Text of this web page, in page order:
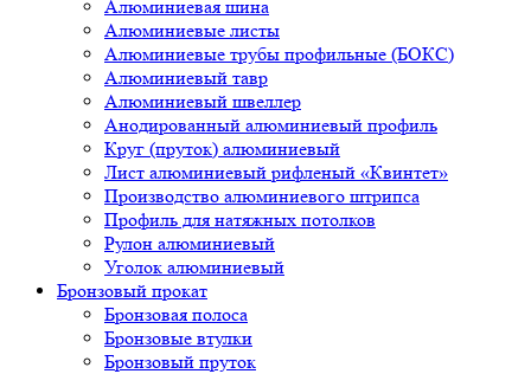
Алюминиевая шина
Алюминиевые листы
Алюминиевые трубы профильные (БОКС)
Алюминиевый тавр
Алюминиевый швеллер
Анодированный алюминиевый профиль
Круг (пруток) алюминиевый
Лист алюминиевый рифленый «Квинтет»
Производство алюминиевого штрипса
Профиль для натяжных потолков
Рулон алюминиевый
Уголок алюминиевый
Бронзовый прокат
Бронзовая полоса
Бронзовые втулки
Бронзовый пруток